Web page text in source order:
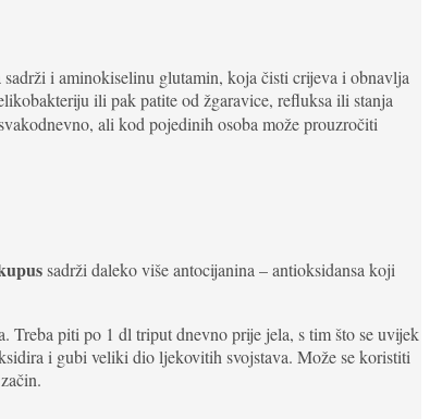
i aminokiselinu glutamin, koja čisti crijeva i obnavlja
ili pak patite od žgaravice, refluksa ili stanja
ali kod pojedinih osoba može prouzročiti
sadrži daleko više antocijanina – antioksidansa koji
Treba piti po 1 dl triput dnevno prije jela, s tim što se uvijek
i gubi veliki dio ljekovitih svojstava. Može se koristiti